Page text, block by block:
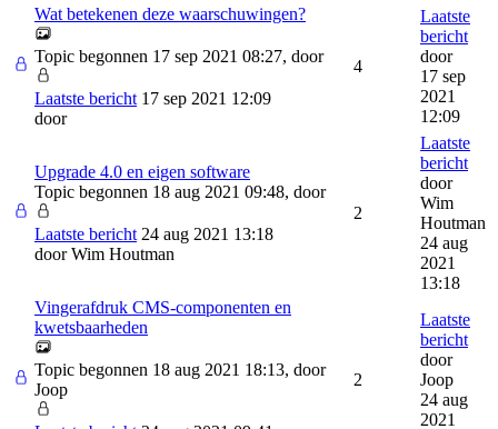
Wat betekenen deze waarschuwingen?
Topic begonnen 17 sep 2021 08:27, door
Laatste bericht 17 sep 2021 12:09
door
4
Laatste
bericht
door
17 sep
2021
12:09
Upgrade 4.0 en eigen software
Topic begonnen 18 aug 2021 09:48, door
Laatste bericht 24 aug 2021 13:18
doorWim Houtman
2
Laatste
bericht
door
Wim
Houtman
24 aug
2021
13:18
Vingerafdruk CMS-componenten en
kwetsbaarheden
Topic begonnen 18 aug 2021 18:13, door
Joop
2
Laatste
bericht
door
Joop
24 aug
2021